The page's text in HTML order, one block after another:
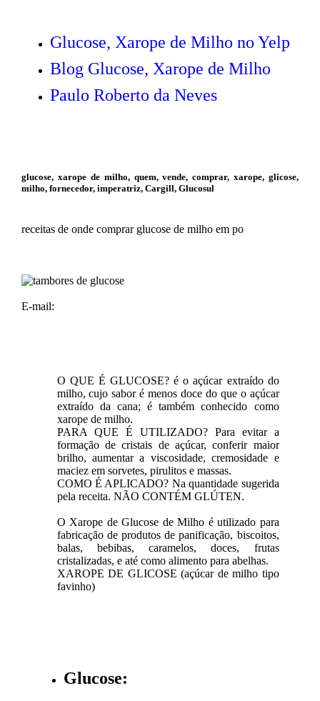
Glucose, Xarope de Milho no Yelp
Blog Glucose, Xarope de Milho
Paulo Roberto da Neves
glucose, xarope de milho, quem, vende, comprar, xarope, glicose,
milho, fornecedor, imperatriz, Cargill, Glucosul
receitas de onde comprar glucose de milho em po
E-mail:
O QUE É GLUCOSE? é o açúcar extraído do
milho, cujo sabor é menos doce do que o açúcar
extraído da cana; é também conhecido como
xarope de milho.
PARA QUE É UTILIZADO? Para evitar a
formação de cristais de açúcar, conferir maior
brilho, aumentar a viscosidade, cremosidade e
maciez em sorvetes, pirulitos e massas.
COMO É APLICADO? Na quantidade sugerida
pela receita. NÃO CONTÉM GLÚTEN.
O Xarope de Glucose de Milho é utilizado para
fabricação de produtos de panificação, biscoitos,
balas, bebibas, caramelos, doces, frutas
cristalizadas, e até como alimento para abelhas.
XAROPE DE GLICOSE (açúcar de milho tipo
favinho)
Glucose: